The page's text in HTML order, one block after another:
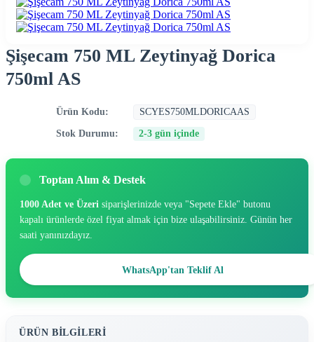
Şişecam 750 ML Zeytinyağ Dorica
750ml AS
Ürün Kodu: SCYES750MLDORICAAS
Stok Durumu: 2-3 gün içinde
Toptan Alım & Destek
1000 Adet ve Üzeri siparişlerinizde veya "Sepete Ekle" butonu
kapalı ürünlerde özel fiyat almak için bize ulaşabilirsiniz. Günün her
saati yanınızdayız.
WhatsApp'tan Teklif Al
ÜRÜN BILGILERI